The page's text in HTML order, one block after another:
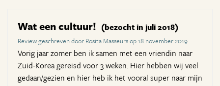
Wat een cultuur! (bezocht in juli 2018)
Review geschreven door Rosita Masseurs op 18 november 2019
Vorig jaar zomer ben ik samen met een vriendin naar
Zuid-Korea gereisd voor 3 weken. Hier hebben wij veel
gedaan/gezien en hier heb ik het vooral super naar mijn